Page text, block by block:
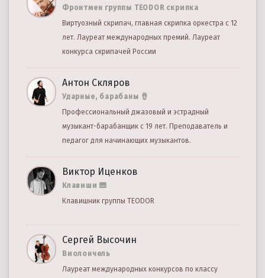
Фронтмен группы TEODOR скрипка
Виртуозный скрипач, главная скрипка оркестра с 12
лет. Лауреат международных премий. Лауреат
конкурса скрипачей России
Антон Скляров
Ударные, барабаны 🪘
Профессиональный джазовый и эстрадный
музыкант-барабанщик с 19 лет. Преподаватель и
педагог для начинающих музыкантов.
Виктор Иценков
Клавиши 🎹
Клавишник группы TEODOR
Сергей Высочин
Виолончель
Лауреат международных конкурсов по классу